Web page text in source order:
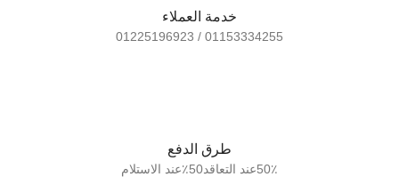
خدمة العملاء
01153334255 / 01225196923
طرق الدفع
50٪عند التعاقد50٪عند الاستلام